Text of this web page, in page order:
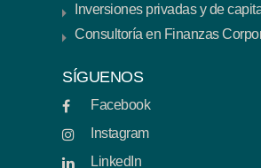
Inversiones privadas y de
Consultoría en Finanzas
SÍGUENOS
Facebook
Instagram
LinkedIn